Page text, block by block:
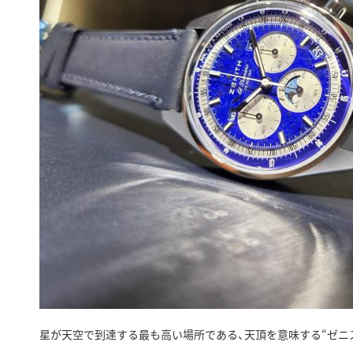
星が天空で到達する最も高い場所である、天頂を意味する“ゼニ